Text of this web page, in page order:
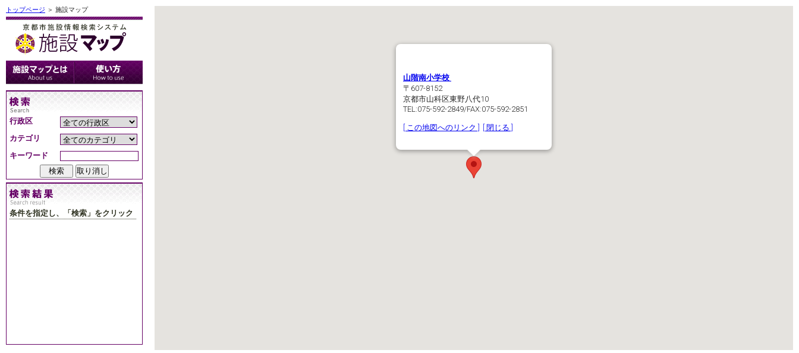
トップページ ＞ 施設マップ
行政区
カテゴリ
キーワード
条件を指定し、「検索」をクリック
山階南小学校
〒607-8152
京都市山科区東野八代10
TEL:075-592-2849/FAX:075-592-2851
[ この地図へのリンク ] [ 閉じる ]